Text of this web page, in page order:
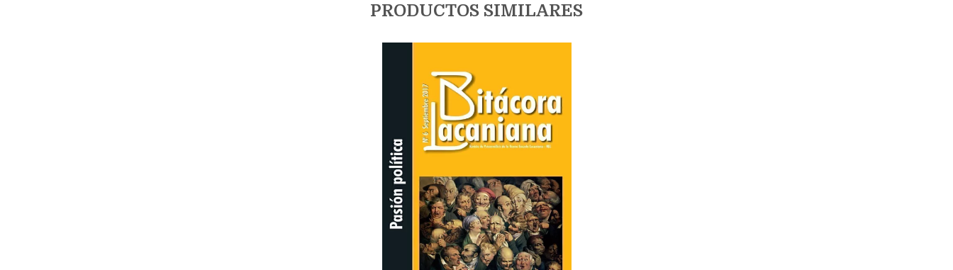
PRODUCTOS SIMILARES